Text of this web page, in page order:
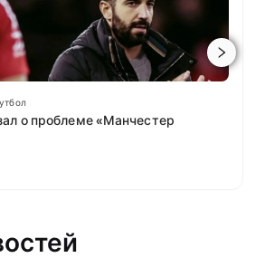
о проблеме «Манчестер